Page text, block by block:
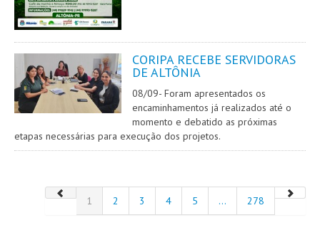
CORIPA RECEBE SERVIDORAS
DE ALTÔNIA
08/09- Foram apresentados os
encaminhamentos já realizados até o
momento e debatido as próximas
etapas necessárias para execução dos projetos.
1 2 3 4 5 ... 278